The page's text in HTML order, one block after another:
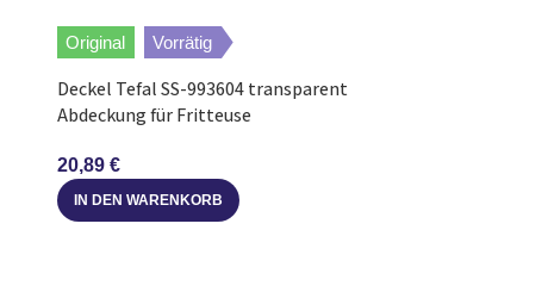
Original Vorrätig
Deckel Tefal SS-993604 transparent
Abdeckung für Fritteuse
20,89 €
IN DEN WARENKORB